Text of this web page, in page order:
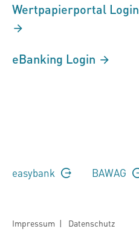
Wertpapierportal Login
eBanking Login
easybank BAWAG
Impressum | Datenschutz